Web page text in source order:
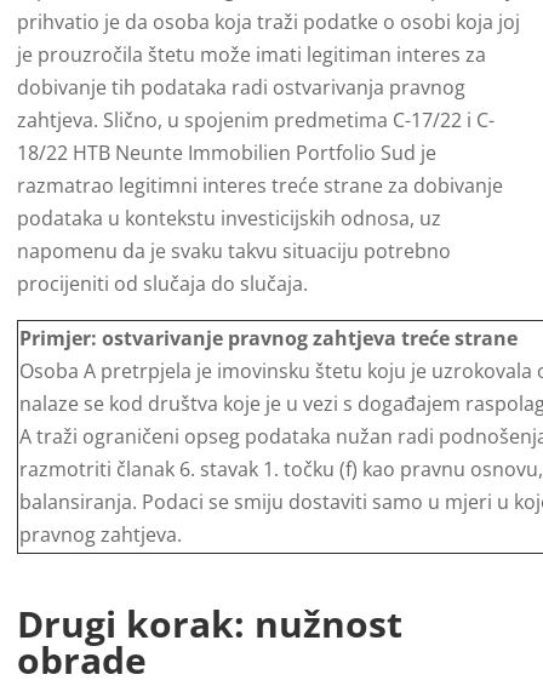
prihvatio je da osoba koja traži podatke o osobi koja joj
je prouzročila štetu može imati legitiman interes za
dobivanje tih podataka radi ostvarivanja pravnog
zahtjeva. Slično, u spojenim predmetima C-17/22 i C-
18/22 HTB Neunte Immobilien Portfolio Sud je
razmatrao legitimni interes treće strane za dobivanje
podataka u kontekstu investicijskih odnosa, uz
napomenu da je svaku takvu situaciju potrebno
procijeniti od slučaja do slučaja.
Primjer: ostvarivanje pravnog zahtjeva treće strane
Osoba A pretrpjela je imovinsku štetu koju je
nalaze se kod društva koje je u vezi s događajem
A traži ograničeni opseg podataka nužan radi
razmotriti članak 6. stavak 1. točku (f) kao pravnu
balansiranja. Podaci se smiju dostaviti samo u mjeri u
pravnog zahtjeva.
Drugi korak: nužnost
obrade